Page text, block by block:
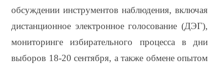
обсуждении инструментов наблюдения, включая
дистанционное электронное голосование (ДЭГ),
мониторинге избирательного процесса в дни
выборов 18-20 сентября, а также обмене опытом